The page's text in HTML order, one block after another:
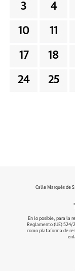
3 4
10 11
17 18
24 25
Calle Marqués de
En lo posible, para la
Reglamento (UE) 524/
como plataforma de